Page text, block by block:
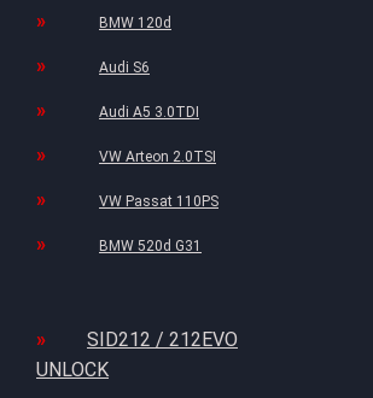
BMW 120d
Audi S6
Audi A5 3.0TDI
VW Arteon 2.0TSI
VW Passat 110PS
BMW 520d G31
SID212 / 212EVO
UNLOCK